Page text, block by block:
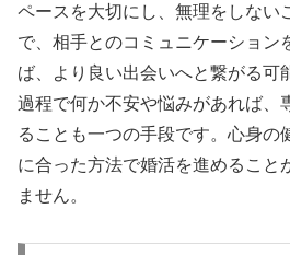
ペースを大切にし、無理をしない
で、相手とのコミュニケーション
ば、より良い出会いへと繋がる可
過程で何か不安や悩みがあれば、
ることも一つの手段です。心身の
に合った方法で婚活を進めること
ません。